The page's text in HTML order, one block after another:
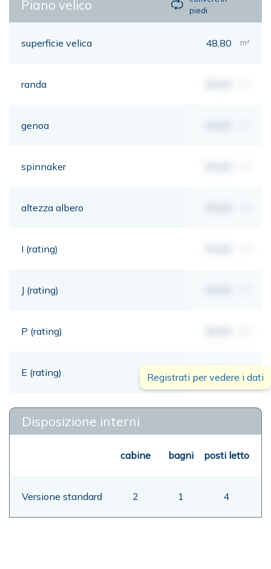
Piano velico
piedi
superficie velica 48,80 m²
randa
genoa
spinnaker
altezza albero
I (rating)
J (rating)
P (rating)
E (rating) 00,00 mt
Registrati per vedere i dati
Disposizione interni
cabine bagni posti letto
Versione standard 2 1 4